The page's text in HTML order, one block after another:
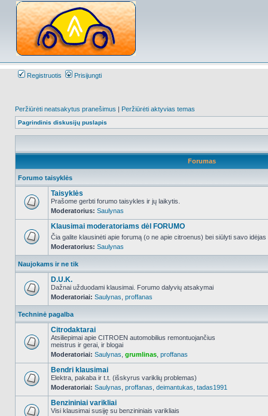
Registruotis Prisijungti
Peržiūrėti neatsakytus pranešimus | Peržiūrėti aktyvias temas
Pagrindinis diskusijų puslapis
Forumas
Forumo taisyklės
NO_UNREAD_POSTS
Taisyklės
Prašome gerbti forumo taisykles ir jų laikytis.
Moderatorius: Saulynas
NO_UNREAD_POSTS
Klausimai moderatoriams dėl FORUMO
Čia galite klausinėti apie forumą (o ne apie citroenus) bei siūlyti savo
Moderatorius: Saulynas
Naujokams ir ne tik
NO_UNREAD_POSTS
D.U.K.
Dažnai užduodami klausimai. Forumo dalyvių atsakymai
Moderatoriai: Saulynas proffanas
Techninė pagalba
NO_UNREAD_POSTS
Citrodaktarai
Atsiliepimai apie CITROEN automobilius remontuojančius
meistrus ir gerai, ir blogai
Moderatoriai: Saulynas grumlinas proffanas
NO_UNREAD_POSTS
Bendri klausimai
Elektra, pakaba ir t.t. (išskyrus variklių problemas)
Moderatoriai: Saulynas proffanas deimantukas tadas1991
Benzininiai varikliai
Visi klausimai susiję su benzininiais varikliais